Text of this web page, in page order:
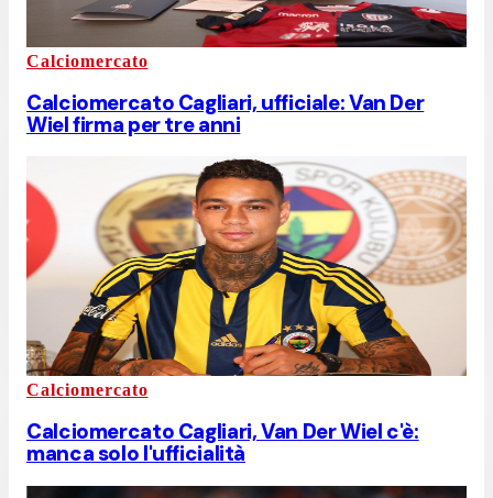
Calciomercato
Calciomercato Cagliari, ufficiale: Van Der
Wiel firma per tre anni
Calciomercato
Calciomercato Cagliari, Van Der Wiel c'è:
manca solo l'ufficialità